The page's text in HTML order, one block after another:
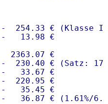
254.33 € (Klasse I)
13.98 €
€
-  230.40 € (Satz:
-   33.67 €
-  220.95 €
35.45 €
36.87 € ( 1.61%/